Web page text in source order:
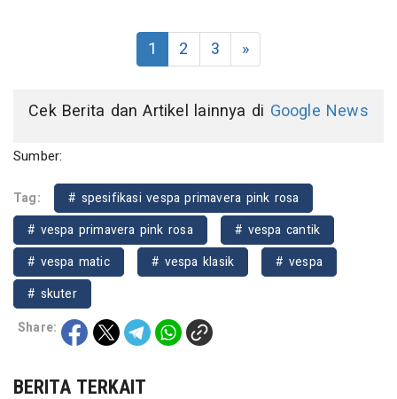
1 2 3 »
Cek Berita dan Artikel lainnya di Google News
Sumber:
Tag:
# spesifikasi vespa primavera pink rosa
# vespa primavera pink rosa
# vespa cantik
# vespa matic
# vespa klasik
# vespa
# skuter
Share:
BERITA TERKAIT